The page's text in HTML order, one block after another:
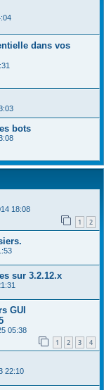
dans vos
bots
18:08
1 2
sur 3.2.12.x
GUI
05:38
1 2 3 4
22:10